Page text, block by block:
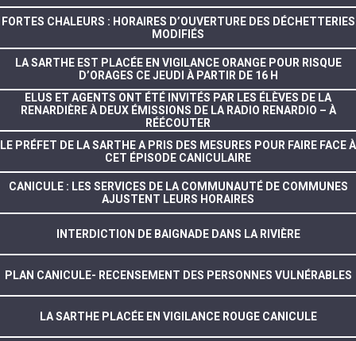
FORTES CHALEURS : HORAIRES D’OUVERTURE DES DÉCHETTERIES
MODIFIÉS
LA SARTHE EST PLACÉE EN VIGILANCE ORANGE POUR RISQUE
D’ORAGES CE JEUDI À PARTIR DE 16 H
ELUS ET AGENTS ONT ÉTÉ INVITÉS PAR LES ÉLÈVES DE LA
RENARDIÈRE À DEUX ÉMISSIONS DE LA RADIO RENARDIO – À
RÉÉCOUTER
LE PRÉFET DE LA SARTHE A PRIS DES MESURES POUR FAIRE FACE À
CET ÉPISODE CANICULAIRE
CANICULE : LES SERVICES DE LA COMMUNAUTÉ DE COMMUNES
AJUSTENT LEURS HORAIRES
INTERDICTION DE BAIGNADE DANS LA RIVIÈRE
PLAN CANICULE- RECENSEMENT DES PERSONNES VULNÉRABLES
LA SARTHE PLACÉE EN VIGILANCE ROUGE CANICULE